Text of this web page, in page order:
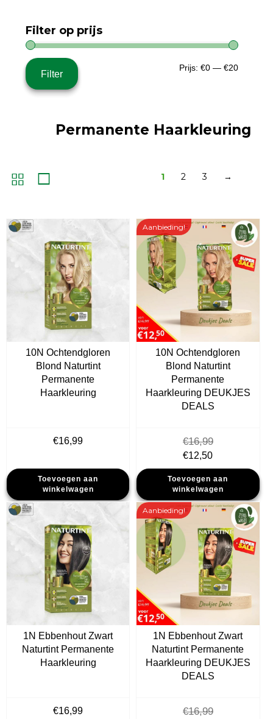
Filter op prijs
Min.
Max.
Filter
Prijs: €0 — €20
Permanente Haarkleuring
1 2 3 →
10N Ochtendgloren
Blond Naturtint
Permanente
Haarkleuring
€16,99
Toevoegen aan
winkelwagen
10N Ochtendgloren
Blond Naturtint
Permanente
Haarkleuring DEUKJES
DEALS
€16,99
Oorspronkelijke
prijs
was:
€16,99.
€12,50Huidige
prijs
is:
€12,50.
Toevoegen aan
winkelwagen
Aanbieding!
1N Ebbenhout Zwart
Naturtint Permanente
Haarkleuring
€16,99
1N Ebbenhout Zwart
Naturtint Permanente
Haarkleuring DEUKJES
DEALS
€16,99
Aanbieding!